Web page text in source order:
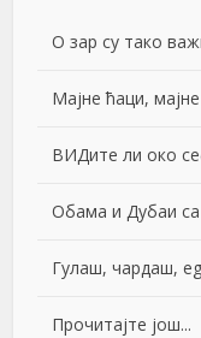
О зар су тако
Мајне ћаци,
ВИДите ли око
Обама и Дубаи са
Гулаш, чардаш,
Прочитајте још...